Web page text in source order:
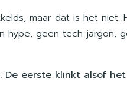
maar dat is het
geen tech-jargon,
eerste klinkt alsof